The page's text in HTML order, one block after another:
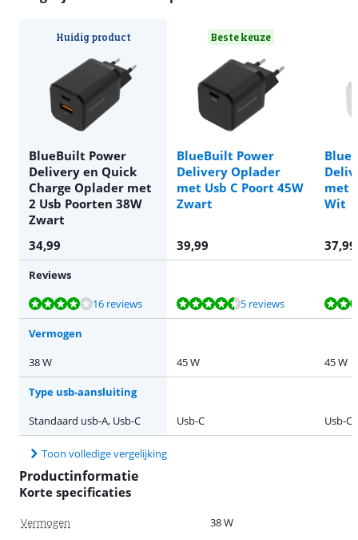
Huidig product
BlueBuilt Power
Delivery en Quick
Charge Oplader met
2 Usb Poorten 38W
Zwart
Beste keuze
BlueBuilt Power
Delivery Oplader
met Usb C Poort 45W
Zwart
met
Wit
34,99 39,99 37,99
Reviews
Beoordeling is 8,3 van de 10, gebaseerd op 16 reviews.
16 reviews
Beoordeling is 8,6 van de 10, gebaseerd op 5 reviews.5 reviews
Beoordeling is 8,6 van de 10, gebaseerd op 5 reviews.
Beoordeling is 9,6 van de 10, gebaseerd op 20 reviews.
Beoordeling is 8,7 van de 10, gebaseerd op 422 reviews.
Vermogen
38 W
45 W 45 W
Type usb-aansluiting
Standaard usb-A, Usb-C
Usb-C Usb-C
Toon volledige vergelijking
Productinformatie
Korte specificaties
Vermogen 38 W